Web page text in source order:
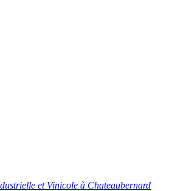
et Vinicole à Chateaubernard